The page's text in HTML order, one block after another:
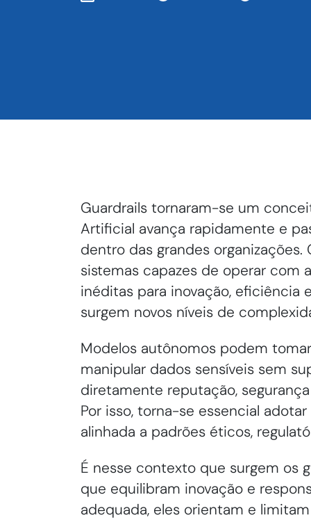
Guardrails tornaram-se um
Artificial avança rapidamente e
dentro das grandes
sistemas capazes de operar com
inéditas para inovação,
surgem novos níveis de
Modelos autônomos podem
manipular dados sensíveis sem
diretamente reputação,
Por isso, torna-se essencial
alinhada a padrões éticos,
É nesse contexto que surgem os
que equilibram inovação e
adequada, eles orientam e